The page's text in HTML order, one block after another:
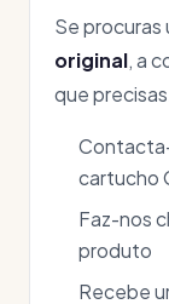
Se procuras
original, a
que
cartucho
Faz-nos
produto
Recebe